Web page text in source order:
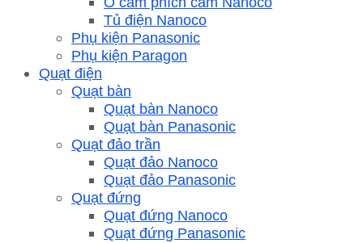
Tủ điện Nanoco
Phụ kiện Panasonic
Phụ kiện Paragon
Quạt điện
Quạt bàn
Quạt bàn Nanoco
Quạt bàn Panasonic
Quạt đảo trần
Quạt đảo Nanoco
Quạt đảo Panasonic
Quạt đứng
Quạt đứng Nanoco
Quạt đứng Panasonic